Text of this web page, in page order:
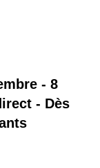
- 8
- Dès